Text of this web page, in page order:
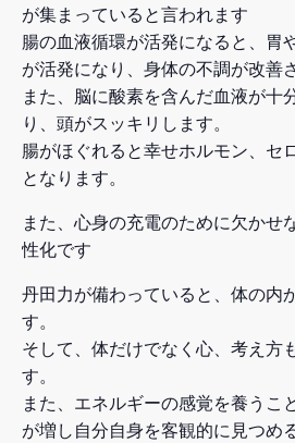
が集まっていると言われます
腸の血液循環が活発になると、胃
が活発になり、身体の不調が改善
また、脳に酸素を含んだ血液が十
り、頭がスッキリします。
腸がほぐれると幸せホルモン、セ
となります。
また、心身の充電のために欠かせ
性化です
丹田力が備わっていると、体の内
す。
そして、体だけでなく心、考え方
す。
また、エネルギーの感覚を養うこ
が増し自分自身を客観的に見つめ